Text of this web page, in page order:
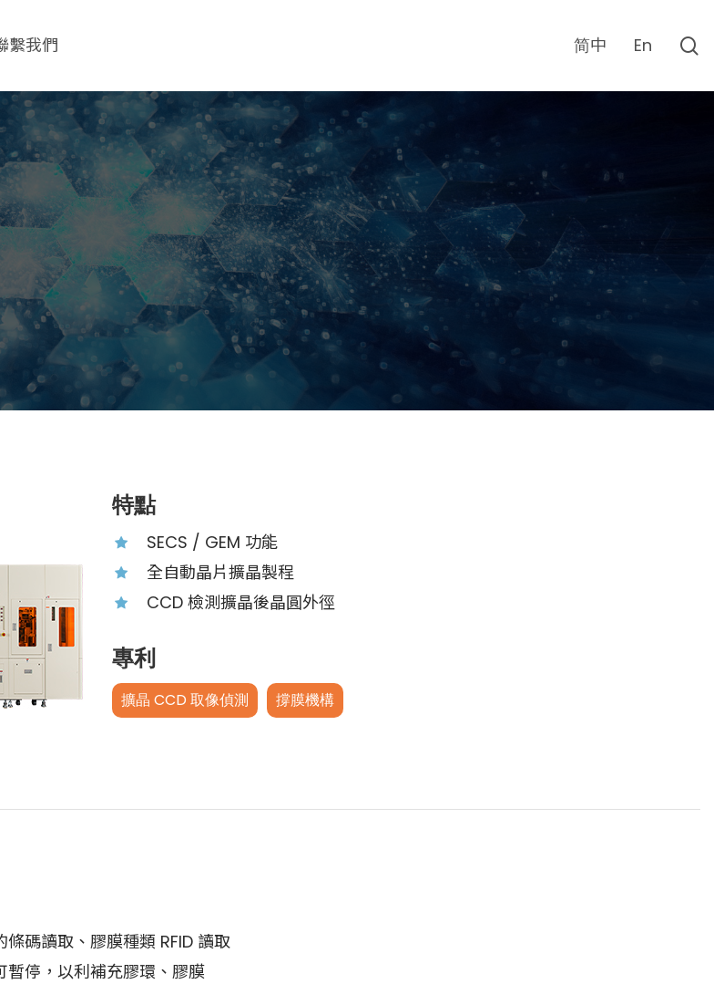
繫我們 简中 En
特點
SECS / GEM 功能
全自動晶片擴晶製程
CCD 檢測擴晶後晶圓外徑
專利
擴晶 CCD 取像偵測 撐膜機構
碼讀取、膠膜種類 RFID 讀取
暫停，以利補充膠環、膠膜